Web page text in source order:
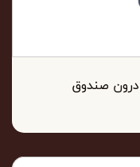
درون صندوق